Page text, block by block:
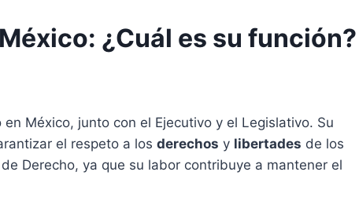
¿Cuál es su función?
México, junto con el Ejecutivo y el Legislativo. Su
el respeto a los derechos y libertades de los
Derecho, ya que su labor contribuye a mantener el